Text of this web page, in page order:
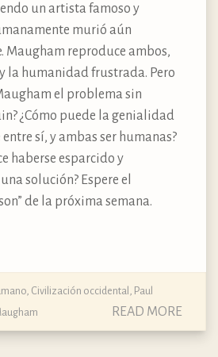
un artista famoso y
murió aún
Maugham reproduce ambos,
la humanidad frustrada. Pero
el problema sin
¿Cómo puede la genialidad
sí, y ambas ser humanas?
haberse esparcido y
solución? Espere el
de la próxima semana.
Civilización occidental Paul
READ MORE